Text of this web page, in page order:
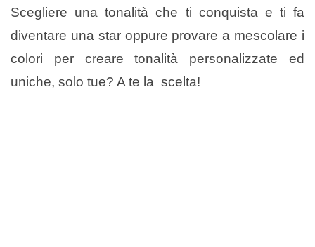
Scegliere una tonalità che ti conquista e ti fa
diventare una star oppure provare a mescolare i
colori per creare tonalità personalizzate ed
uniche, solo tue? A te la scelta!